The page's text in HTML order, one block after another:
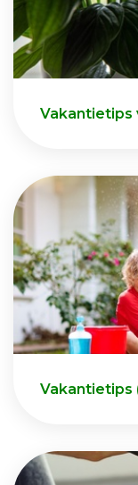
Vakantietips
Vakantietips